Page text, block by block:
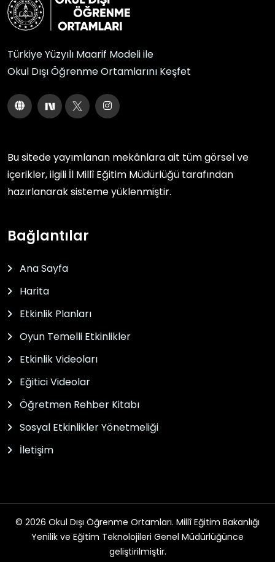
Türkiye Yüzyılı Maarif Modeli ile
Okul Dışı Öğrenme Ortamlarını Keşfet
Bu sitede yayımlanan mekânlara ait tüm görsel ve
içerikler, ilgili İl Millî Eğitim Müdürlüğü tarafından
hazırlanarak sisteme yüklenmiştir.
Bağlantılar
Ana Sayfa
Harita
Etkinlik Planları
Oyun Temelli Etkinlikler
Etkinlik Videoları
Eğitici Videolar
Öğretmen Rehber Kitabı
Sosyal Etkinlikler Yönetmeliği
İletişim
© 2026 Okul Dışı Öğrenme Ortamları. Millî Eğitim Bakanlığı
Yenilik ve Eğitim Teknolojileri Genel Müdürlüğünce
geliştirilmiştir.